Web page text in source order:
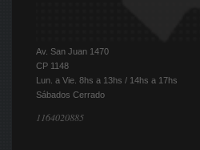
Av. San Juan 1470
CP 1148
Lun. a Vie. 8hs a 13hs / 14hs a 17hs
Sábados Cerrado
1164020885